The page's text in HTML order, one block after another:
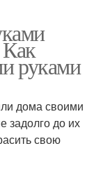
руками
дома своими
задолго до их
свою